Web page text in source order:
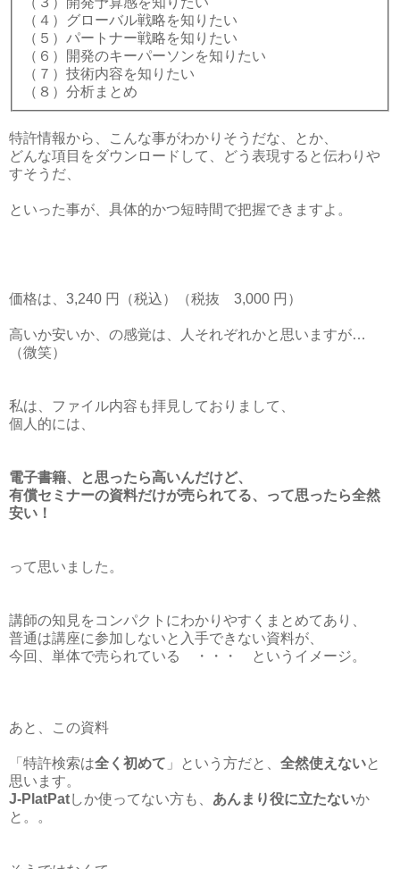
（４）グローバル戦略を知りたい
（５）パートナー戦略を知りたい
（６）開発のキーパーソンを知りたい
（７）技術内容を知りたい
（８）分析まとめ
特許情報から、こんな事がわかりそうだな、とか、
どんな項目をダウンロードして、どう表現すると伝わりや
すそうだ、
といった事が、具体的かつ短時間で把握できますよ。
価格は、3,240 円（税込）（税抜 3,000 円）
高いか安いか、の感覚は、人それぞれかと思いますが…
（微笑）
私は、ファイル内容も拝見しておりまして、
個人的には、
電子書籍、と思ったら高いんだけど、
有償セミナーの資料だけが売られてる、って思ったら全然
安い！
って思いました。
講師の知見をコンパクトにわかりやすくまとめてあり、
普通は講座に参加しないと入手できない資料が、
今回、単体で売られている ・・・ というイメージ。
あと、この資料
「特許検索は全く初めて 」という方だと、 全然使えないと
思います。
J-PlatPatしか使ってない方も、 あんまり役に立たないか
と。。